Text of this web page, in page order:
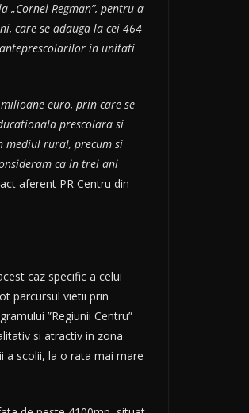
Regman”, pentru a
care se adauga la cei 464
in unitati
euro, prin care se
prescolara si
mediul rural, precum si
ca in trei ani
aferent PR Centru din
caz specific a celui
parcursul vietii prin
”Regiunii Centru”
si atractiv in zona
a scolii, la o rata mai mare